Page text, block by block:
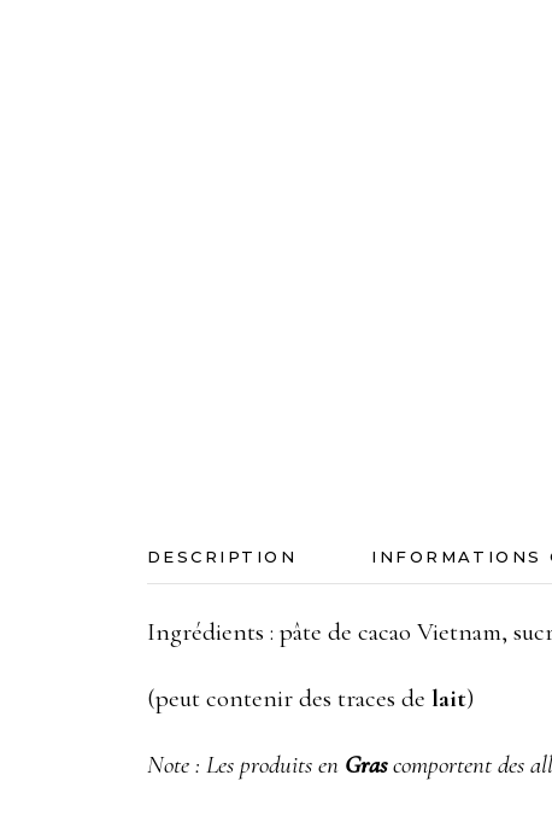
DESCRIPTION INFORMATIONS
Ingrédients : pâte de cacao Vietnam,
(peut contenir des traces de lait)
Note : Les produits en Grascomportent des